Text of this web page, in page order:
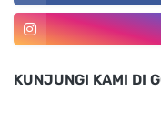
KUNJUNGI KAMI DI